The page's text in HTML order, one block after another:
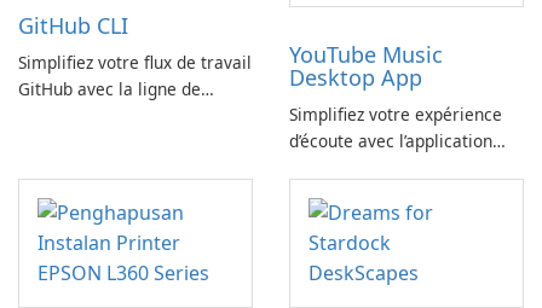
GitHub CLI
Simplifiez votre flux de travail
GitHub avec la ligne de
YouTube Music
Desktop App
Simplifiez votre expérience
d’écoute avec l’application